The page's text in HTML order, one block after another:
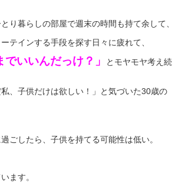
り暮らしの部屋で週末の時間も持て余して、
テインする手段を探す日々に疲れて、
でいいんだっけ？」
とモヤモヤ考え続
、子供だけは欲しい！」と気づいた30歳の
ごしたら、子供を持てる可能性は低い。
ます。